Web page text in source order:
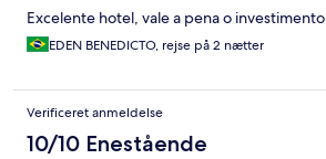
Excelente hotel, vale a pena o investimento
EDEN BENEDICTO, rejse på 2 nætter
Verificeret anmeldelse
10/10 Enestående